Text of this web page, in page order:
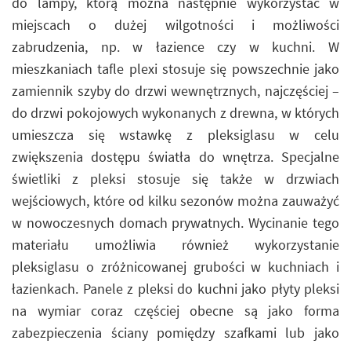
miejscach o dużej wilgotności i możliwości
zabrudzenia, np. w łazience czy w kuchni. W
mieszkaniach tafle plexi stosuje się powszechnie jako
zamiennik szyby do drzwi wewnętrznych, najczęściej –
do drzwi pokojowych wykonanych z drewna, w których
umieszcza się wstawkę z pleksiglasu w celu
zwiększenia dostępu światła do wnętrza. Specjalne
świetliki z pleksi stosuje się także w drzwiach
wejściowych, które od kilku sezonów można zauważyć
w nowoczesnych domach prywatnych. Wycinanie tego
materiału umożliwia również wykorzystanie
pleksiglasu o zróżnicowanej grubości w kuchniach i
łazienkach. Panele z pleksi do kuchni jako płyty pleksi
na wymiar coraz częściej obecne są jako forma
zabezpieczenia ściany pomiędzy szafkami lub jako